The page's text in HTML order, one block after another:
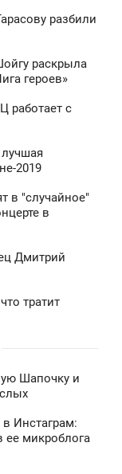
разбили
раскрыла
героев»
работает с
2019
в "случайное"
в
Дмитрий
тратит
Шапочку и
Инстаграм:
ее микроблога